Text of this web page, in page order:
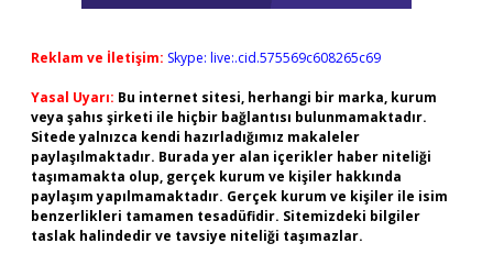
Reklam ve İletişim: Skype: live:.cid.575569c608265c69
Yasal Uyarı: Bu internet sitesi, herhangi bir marka, kurum
veya şahıs şirketi ile hiçbir bağlantısı bulunmamaktadır.
Sitede yalnızca kendi hazırladığımız makaleler
paylaşılmaktadır. Burada yer alan içerikler haber niteliği
taşımamakta olup, gerçek kurum ve kişiler hakkında
paylaşım yapılmamaktadır. Gerçek kurum ve kişiler ile isim
benzerlikleri tamamen tesadüfidir. Sitemizdeki bilgiler
taslak halindedir ve tavsiye niteliği taşımazlar.